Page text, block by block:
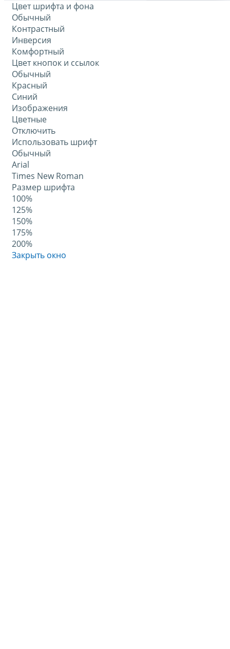
Цвет шрифта и фона
Обычный
Контрастный
Инверсия
Комфортный
Цвет кнопок и ссылок
Обычный
Красный
Синий
Изображения
Цветные
Отключить
Использовать шрифт
Обычный
Arial
Times New Roman
Размер шрифта
100%
125%
150%
175%
200%
Закрыть окно